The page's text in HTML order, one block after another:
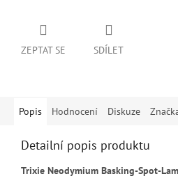
ZEPTAT SE SDÍLET
Popis Hodnocení Diskuze
Detailní popis produktu
Trixie Neodymium Basking-Spot-